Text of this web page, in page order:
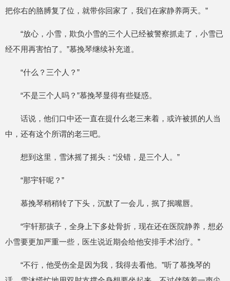
把你右的胳膊复了位，就带你回家了，我们在家静养两天。”
“放心，小雪，欺负小雪的三个人已经被警察抓走了，小雪已
经不用再害怕了。”慕挽琴继续补充道。
“什么？三个人？”
“不是三个人吗？”慕挽琴显得有些疑惑。
话说，他们口中还一直在提什么老三来着，或许被抓的人当
中，还有这个所谓的老三吧。
想到这里，雪沐摇了摇头：“没错，是三个人。”
“那宇轩呢？”
慕挽琴稍稍转了下头，沉默了一会儿，抿了抿嘴唇。
“宇轩那孩子，全身上下多处骨折，现在还在医院静养，想必
小雪要更加严重一些，医生说近期会给他安排手术治疗。”
“不行，他受伤全是因为我，我得去看他。”听了慕挽琴的